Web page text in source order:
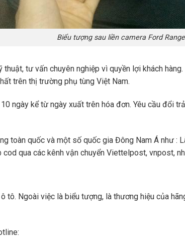
Biểu tượng sau liền camera Ford
tư vấn chuyên nghiệp vì quyền lợi khách hàng.
trên thị trường phụ tùng Việt Nam.
ngày kể từ ngày xuất trên hóa đơn. Yêu cầu đổi
toàn quốc và một số quốc gia Đông Nam Á như :
qua các kênh vận chuyển Viettelpost, vnpost,
tô. Ngoài việc là biểu tượng, là thương hiệu của